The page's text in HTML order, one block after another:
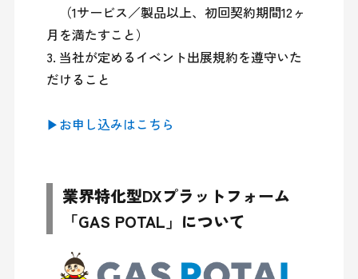
（1サービス／製品以上、初回契約期間12ヶ
月を満たすこと）
3. 当社が定めるイベント出展規約を遵守いた
だけること
▶お申し込みはこちら
業界特化型DXプラットフォーム
「GAS POTAL」について